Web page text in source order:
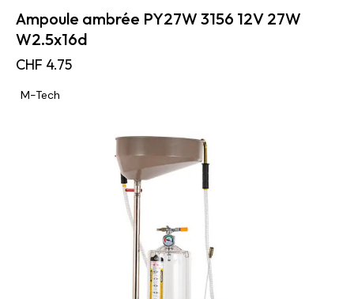
Ampoule ambrée PY27W 3156 12V 27W
W2.5x16d
CHF 4.75
M-Tech